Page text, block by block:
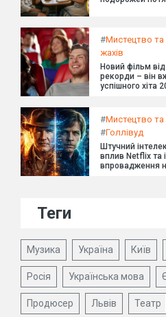
#Мистецтво та
жахів
Новий фільм
рекорди – він
успішного хіта
#Мистецтво та
#Голлівуд
Штучний
вплив Netflix та
впровадження
Теги
Музика Україна Київ
Росія Українська мова
Продюсер Львів Театр